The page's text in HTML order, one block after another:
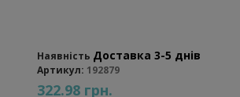
Наявність Доставка 3-5 днів
Артикул: 192879
322.98 грн.